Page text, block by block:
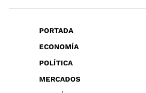
PORTADA
ECONOMÍA
POLÍTICA
MERCADOS